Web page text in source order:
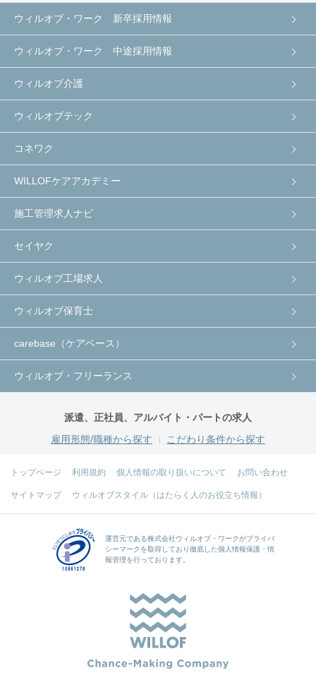
ウィルオブ・ワーク 新卒採用情報
ウィルオブ・ワーク 中途採用情報
ウィルオブ介護
ウィルオブテック
コネワク
WILLOFケアアカデミー
施工管理求人ナビ
セイヤク
ウィルオブ工場求人
ウィルオブ保育士
carebase（ケアベース）
ウィルオブ・フリーランス
派遣、正社員、アルバイト・パートの求人
雇用形態/職種から探す
こだわり条件から探す
トップページ 利用規約 個人情報の取り扱いについて お問い合わせ
サイトマップ ウィルオブスタイル（はたらく人のお役立ち情報）
運営元である株式会社ウィルオブ・ワークがプライバ
シーマークを取得しており徹底した個人情報保護・情
報管理を行っております。